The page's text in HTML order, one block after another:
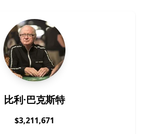
比利·巴克斯特
$3,211,671